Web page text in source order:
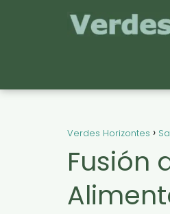
Verdes Horizontes
Fusión